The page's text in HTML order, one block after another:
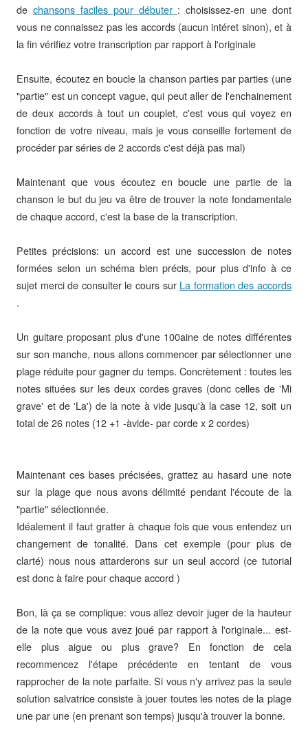
dechansons faciles pour débuter : choisissez-en une dont
vous ne connaissez pas les accords (aucun intéret sinon), et à
la fin vérifiez votre transcription par rapport à l'originale
Ensuite, écoutez en boucle la chanson parties par parties (une
"partie" est un concept vague, qui peut aller de l'enchainement
de deux accords à tout un couplet, c'est vous qui voyez en
fonction de votre niveau, mais je vous conseille fortement de
procéder par séries de 2 accords c'est déjà pas mal)
Maintenant que vous écoutez en boucle une partie de la
chanson le but du jeu va être de trouver la note fondamentale
de chaque accord, c'est la base de la transcription.
Petites précisions: un accord est une succession de notes
formées selon un schéma bien précis, pour plus d'info à ce
sujet merci de consulter le cours sur La formation des accords
.
Un guitare proposant plus d'une 100aine de notes différentes
sur son manche, nous allons commencer par sélectionner une
plage réduite pour gagner du temps. Concrètement : toutes les
notes situées sur les deux cordes graves (donc celles de 'Mi
grave' et de 'La') de la note à vide jusqu'à la case 12, soit un
total de 26 notes (12 +1 -àvide- par corde x 2 cordes)
Maintenant ces bases précisées, grattez au hasard une note
sur la plage que nous avons délimité pendant l'écoute de la
"partie" sélectionnée.
Idéalement il faut gratter à chaque fois que vous entendez un
changement de tonalité. Dans cet exemple (pour plus de
clarté) nous nous attarderons sur un seul accord (ce tutorial
est donc à faire pour chaque accord )
Bon, là ça se complique: vous allez devoir juger de la hauteur
de la note que vous avez joué par rapport à l'originale... est-
elle plus aigue ou plus grave? En fonction de cela
recommencez l'étape précédente en tentant de vous
rapprocher de la note parfaite. Si vous n'y arrivez pas la seule
solution salvatrice consiste à jouer toutes les notes de la plage
une par une (en prenant son temps) jusqu'à trouver la bonne.